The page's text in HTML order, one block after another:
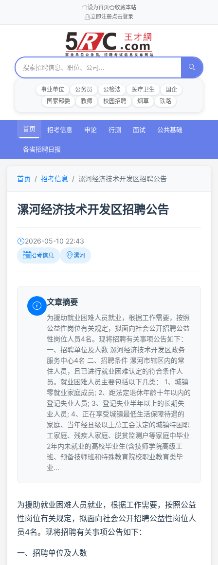
设为首页
收藏本站
立即注册点击登录
事业单位 公务员 公检法 医疗卫生
国企
国家部委
教师 校园招聘 烟草 铁路
首页 招考信息 申论 行测 面试 公共基础
各省招聘日报
首页 招考信息 漯河经济技术开发区招聘公告
漯河经济技术开发区招聘公告
2026-05-10 22:43
招考信息 漯河
文章摘要
为援助就业困难人员就业，根据工作需要，按照
公益性岗位有关规定，拟面向社会公开招聘公益
性岗位人员4名。现将招聘有关事项公告如下：
一、招聘单位及人数 漯河经济技术开发区政务
服务中心4名 二、招聘条件 漯河市辖区内的常
住人员，且已进行就业困难认定的符合条件人
员。就业困难人员主要包括以下几类： 1、城镇
零就业家庭成员; 2、距法定退休年龄十年以内的
登记失业人员; 3、登记失业半年以上的长期失
业人员; 4、正在享受城镇最低生活保障待遇的
家庭、当年经县级以上总工会认定的城镇特困职
工家庭、残疾人家庭、脱贫监测户等家庭中毕业
2年内未就业的高校毕业生(含技师学院高级工
班、预备技师班和特殊教育院校职业教育类毕
业...
为援助就业困难人员就业，根据工作需要，按照公益
性岗位有关规定，拟面向社会公开招聘公益性岗位人
员4名。现将招聘有关事项公告如下：
一、招聘单位及人数